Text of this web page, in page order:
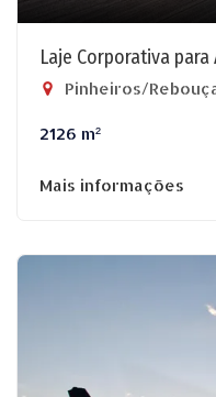
Laje Corporativa para
Pinheiros/
2126 m²
Mais informações